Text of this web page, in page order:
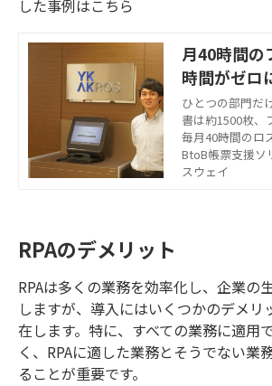
した事例はこちら
月40時間の
時間がゼロ
ロナ禍の在
ひとつの部門だ
書は約1500枚、
毎月40時間のロ
クロス株式会社
サービス』の導
BtoB帳票支援ソ
スウェイ
RPAのデメリット
RPAは多くの業務を効率化し、企業の
しますが、導入にはいくつかのデメリ
在します。特に、すべての業務に適用
く、RPAに適した業務とそうでない業
ることが重要です。